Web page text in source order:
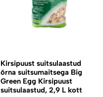
Kirsipuust suitsulaastud
õrna suitsumaitsega Big
Green Egg Kirsipuust
suitsulaastud, 2,9 L kott